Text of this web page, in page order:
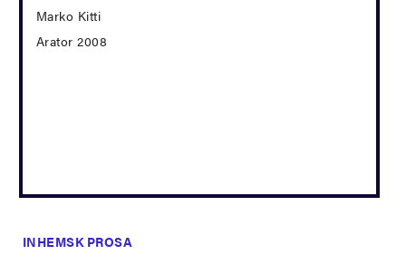
Marko Kitti
Arator 2008
INHEMSK PROSA